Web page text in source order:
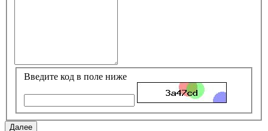
Введите код в поле ниже